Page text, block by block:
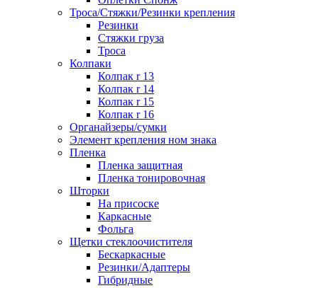
Троса/Стяжки/Резинки крепления
Резинки
Стяжки груза
Троса
Колпаки
Колпак r 13
Колпак r 14
Колпак r 15
Колпак r 16
Органайзеры/сумки
Элемент крепления ном знака
Пленка
Пленка защитная
Пленка тонировочная
Шторки
На присоске
Каркасные
Фольга
Щетки стеклоочистителя
Бескаркасные
Резинки/Адаптеры
Гибридные